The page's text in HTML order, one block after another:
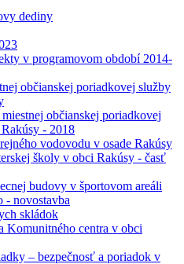
dediny
v programovom období 2014-
občianskej poriadkovej služby
občianskej poriadkovej
- 2018
vodovodu v osade Rakúsy
školy v obci Rakúsy - časť
budovy v športovom areáli
- novostavba
skládok
Komunitného centra v obci
– bezpečnosť a poriadok v